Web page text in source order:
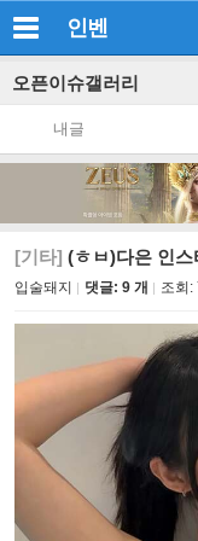
인벤
오픈이슈갤러리
내글
[기타] (ㅎㅂ)다은 인스
입술돼지 댓글: 9 개 조회: